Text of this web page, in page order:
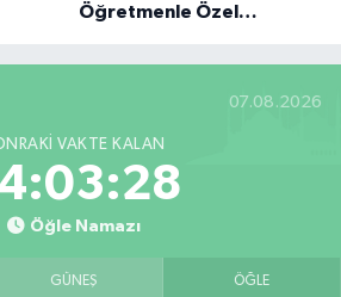
Öğretmenle Özel
07.08.2026
VAKTE KALAN
Öğle Namazı
GÜNEŞ ÖĞLE